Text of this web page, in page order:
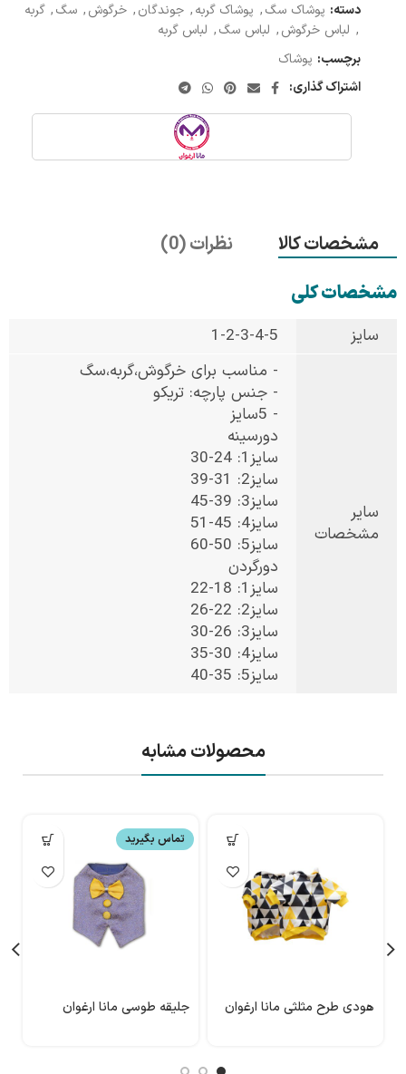
دسته: پوشاک سگ, پوشاک گربه, جوندگان, خرگوش, سگ, گربه
, لباس خرگوش, لباس سگ, لباس گربه
برچسب: پوشاک
اشتراک گذاری:
مشخصات کالا
نظرات (0)
مشخصات کلی
سایز 1-2-3-4-5
سایر
مشخصات
- مناسب برای خرگوش،گربه،سگ
- جنس پارچه: تریکو
- 5سایز
دورسینه
سایز1: 24-30
سایز2: 31-39
سایز3: 39-45
سایز4: 45-51
سایز5: 50-60
دورگردن
سایز1: 18-22
سایز2: 22-26
سایز3: 26-30
سایز4: 30-35
سایز5: 35-40
محصولات مشابه
هودی طرح مثلثی مانا ارغوان
تماس بگیرید
جلیقه طوسی مانا ارغوان